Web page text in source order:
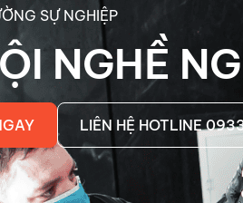
SỰ NGHIỆP
NGHỀ
LIÊN HỆ HOTLINE